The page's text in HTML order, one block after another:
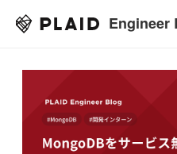
Engineer